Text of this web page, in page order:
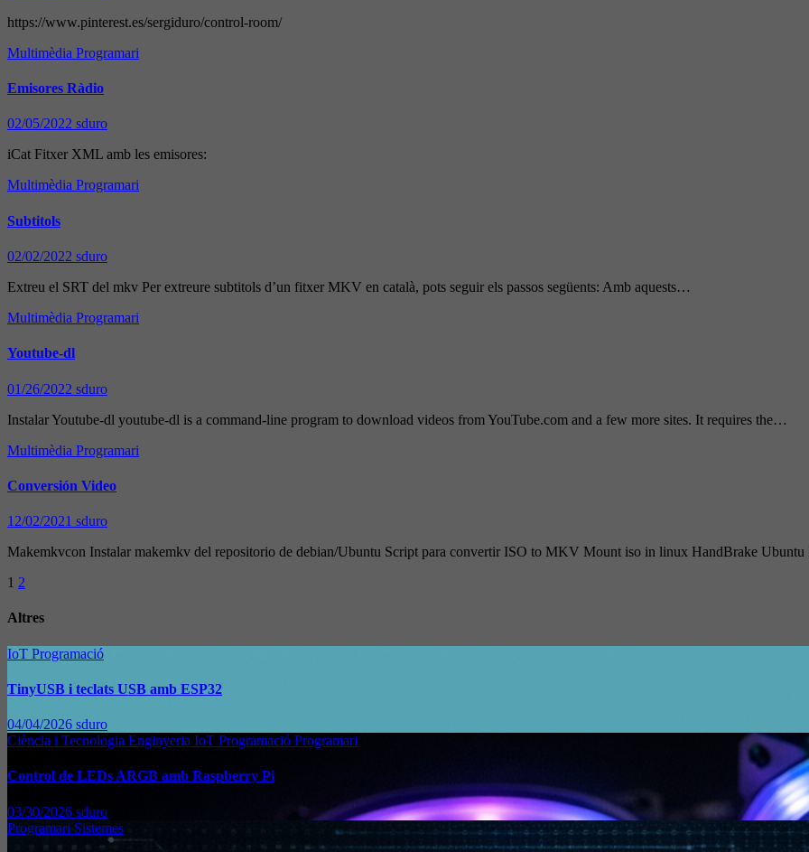
https://www.pinterest.es/sergiduro/control-room/
Multimèdia Programari
Emisores Ràdio
02/05/2022 sduro
iCat Fitxer XML amb les emisores:
Multimèdia Programari
Subtitols
02/02/2022 sduro
Extreu el SRT del mkv Per extreure subtitols d’un fitxer MKV en català, pots seguir els passos següents: Amb aquests…
Multimèdia Programari
Youtube-dl
01/26/2022 sduro
Instalar Youtube-dl youtube-dl is a command-line program to download videos from YouTube.com and a few more sites. It requires the…
Multimèdia Programari
Conversión Video
12/02/2021 sduro
Makemkvcon Instalar makemkv del repositorio de debian/Ubuntu Script para convertir ISO to MKV Mount iso in linux HandBrake
Paginación
de
1 2
Altres
IoT Programació
TinyUSB i teclats USB amb ESP32
04/04/2026 sduro
Ciència i Tecnologia Enginyeria IoT Programació Programari
Control de LEDs ARGB amb Raspberry Pi
03/30/2026 sduro
Programari Sistemes